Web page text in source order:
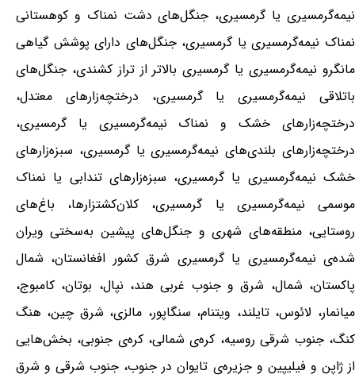
نیمه‌گرمسیری یا گرمسیری، جنگل‌های دشت نمناک و کوهستانی
نمناک نیمه‌گرمسیری یا گرمسیری، جنگل‌های دارای پوشش گیاهی
مانگرو نیمه‌گرمسیری یا گرمسیری بالاتر از تراز کشندی، جنگل‌های
باتلاقی نیمه‌گرمسیری یا گرمسیری، درختچه‌زارهای معتدل،
درختچه‌زارهای خشک و نمناک نیمه‌گرمسیری یا گرمسیری،
درختچه‌زارهای بلندی‌های نیمه‌گرمسیری یا گرمسیری، سبزه‌زارهای
خشک نیمه‌گرمسیری یا گرمسیری، سبزه‌زارهای تندابی یا نمناک
موسمی نیمه‌گرمسیری یا گرمسیری، کلان‌کشتزارها، باغ‌های
روستایی، منطقه‌های شهری و جنگل‌های پیشین به‌سختی ویران
شده‌ی نیمه‌گرمسیری یا گرمسیری شرق کشور افغانستان، شمال
پاکستان، شمال، شرق و جنوب غربی هند، نپال، بوتان، کامبوج،
میانمار، لائوس، تایلند، ویتنام، سنگاپور، مالزی، شرق چین، هنگ
کنگ، جنوب شرقی روسیه، کره‌ی شمالی، کره‌ی جنوبی، بخش‌هایی
از ژاپن و فیلیپین و جزیره‌ی تایوان در جنوب، جنوب شرقی و شرق